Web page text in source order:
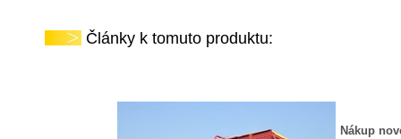
Články k tomuto produktu:
Nákup